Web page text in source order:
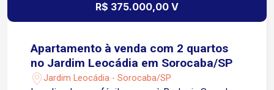
R$ 375.000,00 V
Apartamento à venda com 2 quartos
no Jardim Leocádia em Sorocaba/SP
Jardim Leocádia - Sorocaba/SP